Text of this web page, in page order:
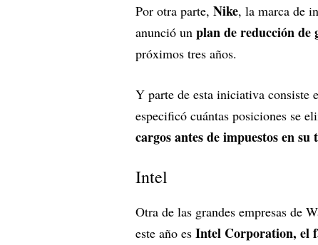
Por otra parte, Nike, la marca de
anunció un plan de reducción de
próximos tres años.
Y parte de esta iniciativa consiste
especificó cuántas posiciones se
cargos antes de impuestos en
Intel
Otra de las grandes empresas de
este año es Intel Corporation, el